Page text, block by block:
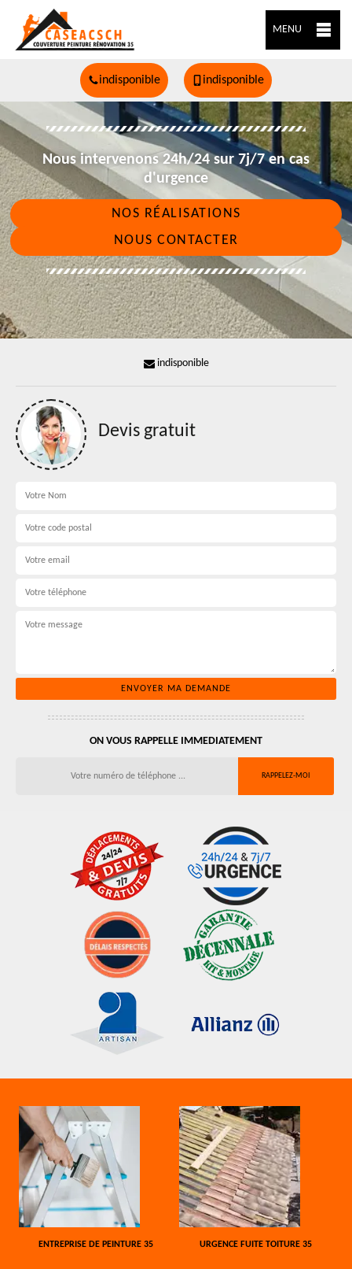
MENU
indisponible indisponible
Nous intervenons 24h/24 sur 7j/7 en cas
d'urgence
NOS RÉALISATIONS
NOUS CONTACTER
indisponible
Devis gratuit
ON VOUS RAPPELLE IMMEDIATEMENT
ENTREPRISE DE PEINTURE 35 URGENCE FUITE TOITURE 35